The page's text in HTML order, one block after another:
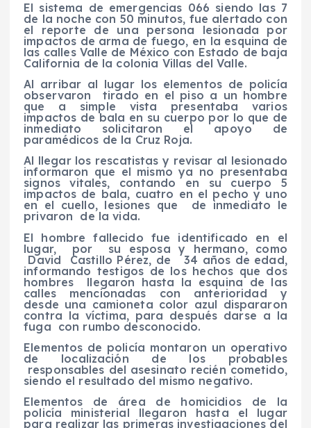
El sistema de emergencias 066 siendo las 7
de la noche con 50 minutos, fue alertado con
el reporte de una persona lesionada por
impactos de arma de fuego, en la esquina de
las calles Valle de México con Estado de baja
California de la colonia Villas del Valle.
Al arribar al lugar los elementos de policía
observaron tirado en el piso a un hombre
que a simple vista presentaba varios
impactos de bala en su cuerpo por lo que de
inmediato solicitaron el apoyo de
paramédicos de la Cruz Roja.
Al llegar los rescatistas y revisar al lesionado
informaron que el mismo ya no presentaba
signos vitales, contando en su cuerpo 5
impactos de bala, cuatro en el pecho y uno
en el cuello, lesiones que de inmediato le
privaron de la vida.
El hombre fallecido fue identificado en el
lugar, por su esposa y hermano, como
David Castillo Pérez, de 34 años de edad,
informando testigos de los hechos que dos
hombres llegaron hasta la esquina de las
calles mencionadas con anterioridad y
desde una camioneta color azul dispararon
contra la víctima, para después darse a la
fuga con rumbo desconocido.
Elementos de policía montaron un operativo
de localización de los probables
responsables del asesinato recién cometido,
siendo el resultado del mismo negativo.
Elementos de área de homicidios de la
policía ministerial llegaron hasta el lugar
para realizar las primeras investigaciones del